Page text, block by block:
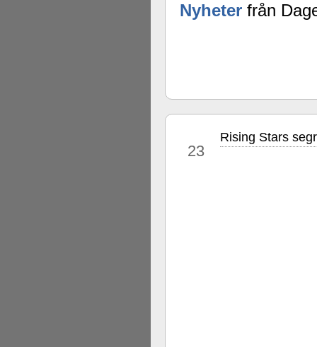
Nyheter från
23
Rising Stars